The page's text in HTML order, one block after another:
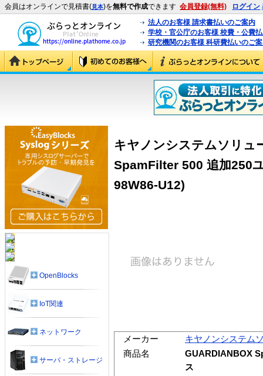
会員はオンラインで見積書(見本)を無料で作成できます 会員登録(無料) ログイン
法人のお客様 請求書払いのご案内
学校・官公庁のお客様 校費・公費
研究機関のお客様 科研費払いのご
キヤノンシステムソリュ
SpamFilter 500 追加250
98W86-U12)
メーカー
キヤノンシステム
商品名
GUARDIANBOX
ス
OpenBlocks
IoT関連
ネットワーク
サーバ・ストレージ